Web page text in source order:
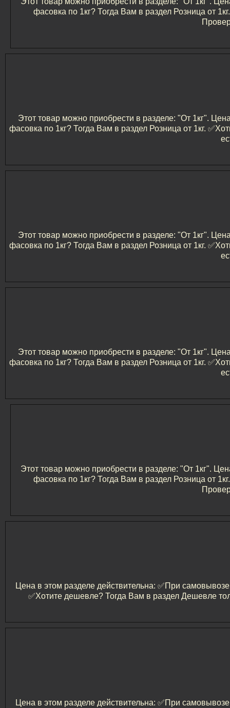
фасовка по 1кг? Тогда Вам в раздел Розница от
Этот товар можно приобрести в разделе: "От 1кг".
фасовка по 1кг? Тогда Вам в раздел Розница от 1кг.
Этот товар можно приобрести в разделе: "От 1кг".
фасовка по 1кг? Тогда Вам в раздел Розница от 1кг.
Этот товар можно приобрести в разделе: "От 1кг".
фасовка по 1кг? Тогда Вам в раздел Розница от 1кг.
Этот товар можно приобрести в разделе: "От 1кг".
фасовка по 1кг? Тогда Вам в раздел Розница от
Цена в этом разделе действительна: ✅️При
✅️Хотите дешевле? Тогда Вам в раздел Дешевле
Цена в этом разделе действительна: ✅️При